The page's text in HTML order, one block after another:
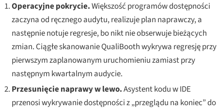
Operacyjne pokrycie.Większość programów dostępności
zaczyna od ręcznego audytu, realizuje plan naprawczy, a
następnie notuje regresje, bo nikt nie obserwuje bieżących
zmian. Ciągłe skanowanie QualiBooth wykrywa regresję przy
pierwszym zaplanowanym uruchomieniu zamiast przy
następnym kwartalnym audycie.
Przesunięcie naprawy w lewo.Asystent kodu w IDE
przenosi wykrywanie dostępności z „przeglądu na koniec” do